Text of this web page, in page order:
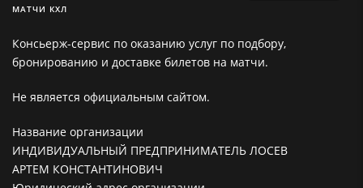
МАТЧИ КХЛ
Консьерж-сервис по оказанию услуг по подбору,
бронированию и доставке билетов на матчи.
Не является официальным сайтом.
Название организации
ИНДИВИДУАЛЬНЫЙ ПРЕДПРИНИМАТЕЛЬ ЛОСЕВ
АРТЕМ КОНСТАНТИНОВИЧ